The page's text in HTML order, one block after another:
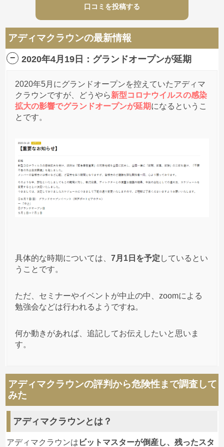
権利収入で一生安泰です
匿名 アディマクラウン
2020/09/22
営業とマルチが似たようなもんとか発言
ね……
コンプライアンスなんて概念一切ないんだろうね。
解約(返金してほしい)したいっていうのにさせない
とか悪質
2020/09/03
3
契約書面が届いたが、辞めたくなったのでクーリン
コンプライアンスはどうなっているんだろう。
匿名 アディマクラウンへの投稿
内容は批判だし星の数では測れないですね。
星なんて0だと思うけど、1が最低だし仕方ないか
な。
あと、また同じところに騙されて日本にはお金が余
ってるのかな？笑
口コミを投稿する
アディマクラウンの最新情報
2020年4月19日：グランドオープンが延期
2020年5月にグランドオープンを控えていたアディマ
クラウンですが、どうやら新型コロナウイルスの感染
拡大の影響でグランドオープンが延期になるというこ
とです。
具体的な時期については、7月1日を予定 しているとい
うことです。
ただ、セミナーやイベントが中止の中、zoomによる
勉強会などは行われるようですね。
何か動きがあれば、追記してお伝えしたいと思いま
す。
アディマクラウンの評判から危険性まで調査して
みた
アディマクラウンとは？
アディマクラウンは ビットマスターが倒産し、残ったスタ